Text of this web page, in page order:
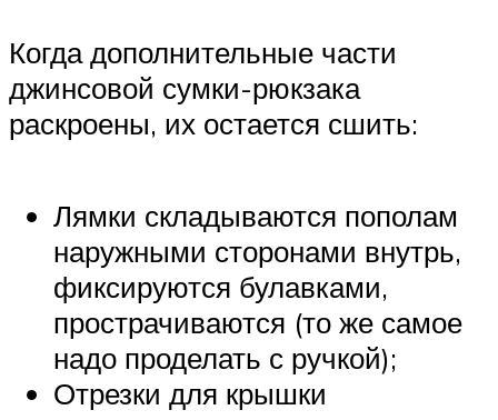
Когда дополнительные части
джинсовой сумки-рюкзака
раскроены, их остается сшить:
Лямки складываются пополам
наружными сторонами внутрь,
фиксируются булавками,
прострачиваются (то же самое
надо проделать с ручкой);
Отрезки для крышки